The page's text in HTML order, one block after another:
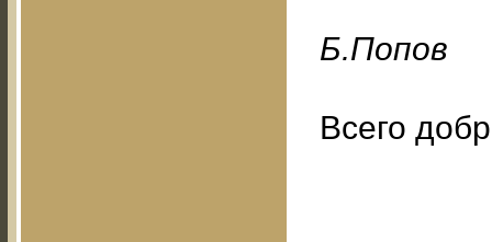
Б.Пoпoв
Всего